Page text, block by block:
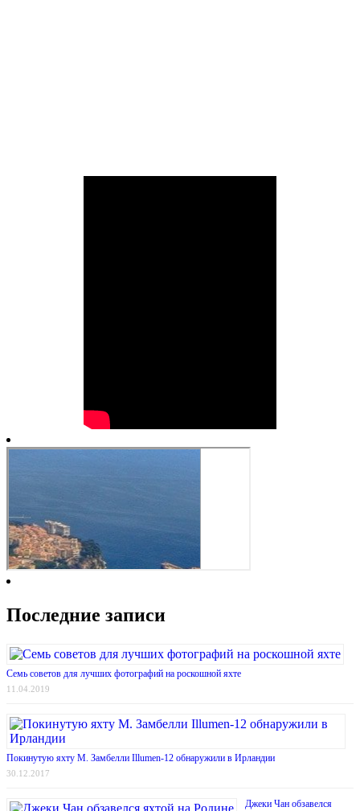
Последние записи
Семь советов для лучших фотографий на роскошной яхте
11.04.2019
Покинутую яхту М. Замбелли Illumen-12 обнаружили в Ирландии
30.12.2017
Джеки Чан обзавелся